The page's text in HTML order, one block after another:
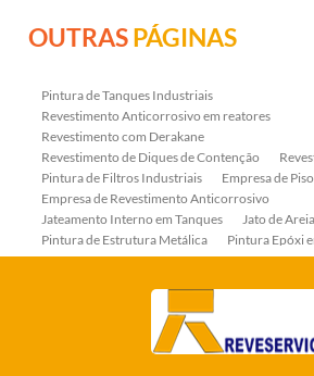
OUTRASPÁGINAS
Pintura de Tanques Industriais
Revestimento Anticorrosivo em reatores
Revestimento com Derakane
Revestimento de Diques de Contenção
Pintura de Filtros Industriais
Empresa de
Empresa de Revestimento Anticorrosivo
Jateamento Interno em Tanques
Jato de Areia
Pintura de Estrutura Metálica
Pintura Epóxi
Piso Epóxi Autonivelante
Revestimento E-
Revestimentos Anticorrosivos em Trocadores de
Revestimentos em Tanques
Revestimentos